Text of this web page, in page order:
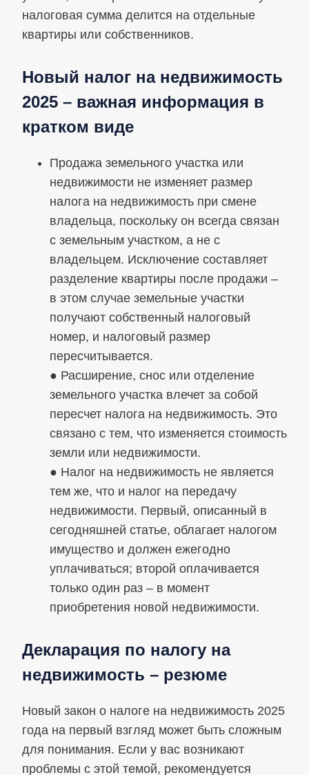
налоговая сумма делится на отдельные
квартиры или собственников.
Новый налог на недвижимость
2025 – важная информация в
кратком виде
Продажа земельного участка или
недвижимости не изменяет размер
налога на недвижимость при смене
владельца, поскольку он всегда связан
с земельным участком, а не с
владельцем. Исключение составляет
разделение квартиры после продажи –
в этом случае земельные участки
получают собственный налоговый
номер, и налоговый размер
пересчитывается.
● Расширение, снос или отделение
земельного участка влечет за собой
пересчет налога на недвижимость. Это
связано с тем, что изменяется стоимость
земли или недвижимости.
● Налог на недвижимость не является
тем же, что и налог на передачу
недвижимости. Первый, описанный в
сегодняшней статье, облагает налогом
имущество и должен ежегодно
уплачиваться; второй оплачивается
только один раз – в момент
приобретения новой недвижимости.
Декларация по налогу на
недвижимость – резюме
Новый закон о налоге на недвижимость 2025
года на первый взгляд может быть сложным
для понимания. Если у вас возникают
проблемы с этой темой, рекомендуется